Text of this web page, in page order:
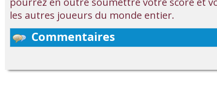
les autres joueurs du monde entier.
Commentaires